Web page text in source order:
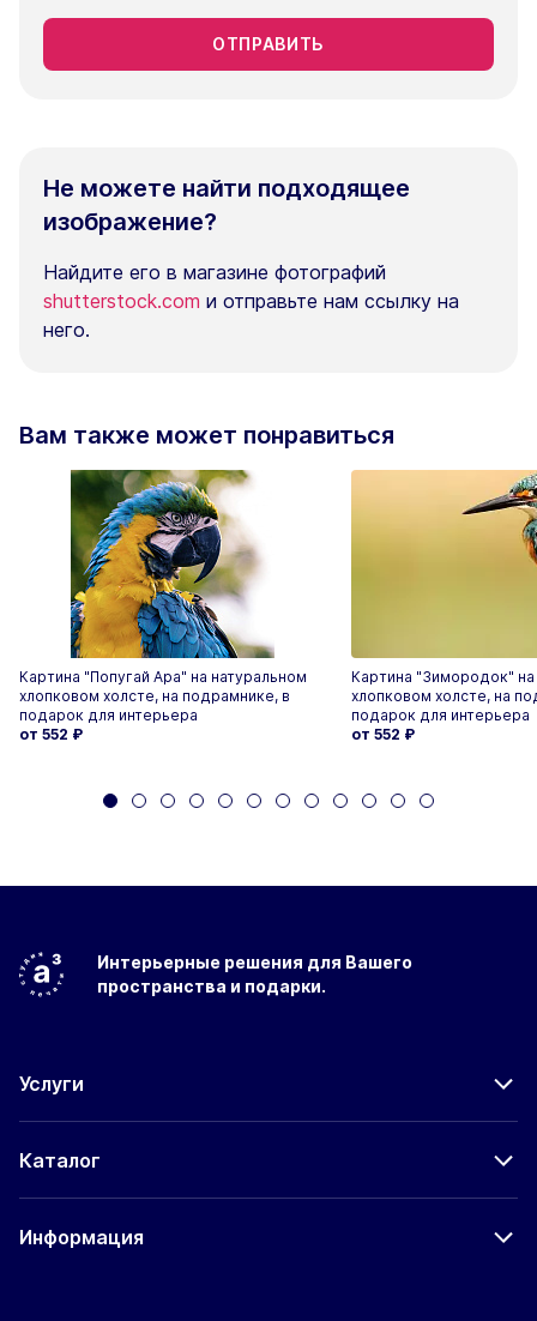
ОТПРАВИТЬ
Не можете найти подходящее
изображение?
Найдите его в магазине фотографий
shutterstock.com и отправьте нам ссылку на
него.
Вам также может понравиться
Картина "Попугай Ара" на натуральном
хлопковом холсте, на подрамнике, в
подарок для интерьера
от 552 ₽
Картина "Зимородок"
хлопковом холсте, на
подарок для интерьера
от 552 ₽
Интерьерные решения для Вашего
пространства и подарки.
Услуги
Каталог
Информация